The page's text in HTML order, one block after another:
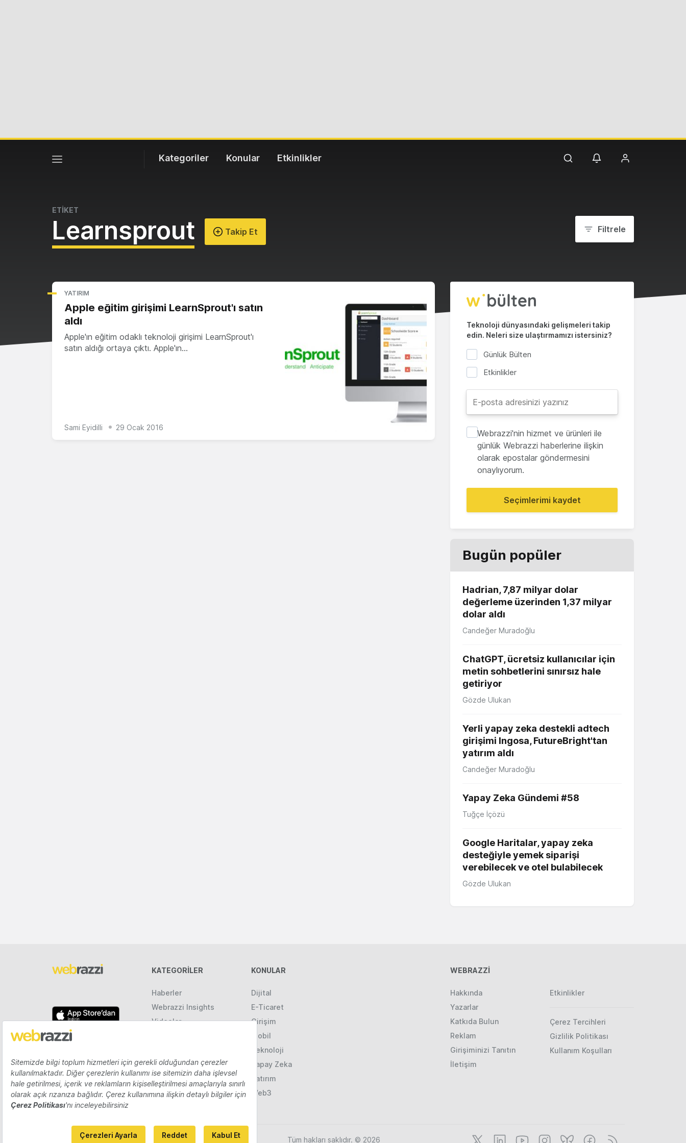
Kategoriler Konular Etkinlikler
ETİKET
Learnsprout Takip Et Filtrele
YATIRIM
Apple eğitim girişimi LearnSprout'ı satın
aldı
Apple'ın eğitim odaklı teknoloji girişimi LearnSprout'ı
satın aldığı ortaya çıktı. Apple'ın…
Sami Eyidilli 29 Ocak 2016
Teknoloji dünyasındaki gelişmeleri takip
edin. Neleri size ulaştırmamızı istersiniz?
Günlük Bülten
Etkinlikler
Webrazzi'nin hizmet ve ürünleri ile
günlük Webrazzi haberlerine ilişkin
olarak epostalar göndermesini
onaylıyorum.
Seçimlerimi kaydet
Bugün popüler
Hadrian, 7,87 milyar dolar
değerleme üzerinden 1,37 milyar
dolar aldı
Candeğer Muradoğlu
ChatGPT, ücretsiz kullanıcılar için
metin sohbetlerini sınırsız hale
getiriyor
Gözde Ulukan
Yerli yapay zeka destekli adtech
girişimi Ingosa, FutureBright'tan
yatırım aldı
Candeğer Muradoğlu
Yapay Zeka Gündemi #58
Tuğçe İçözü
Google Haritalar, yapay zeka
desteğiyle yemek siparişi
verebilecek ve otel bulabilecek
Gözde Ulukan
KATEGORILER
Haberler
Webrazzi Insights
Videolar
KONULAR
Dijital
E-Ticaret
Girişim
Mobil
Teknoloji
Yapay Zeka
Yatırım
Web3
WEBRAZZİ
Hakkında
Yazarlar
Katkıda Bulun
Reklam
Girişiminizi Tanıtın
İletişim
Etkinlikler
Çerez Tercihleri
Gizlilik Politikası
Kullanım Koşulları
Tüm hakları saklıdır. © 2026